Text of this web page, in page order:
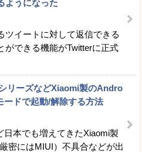
ようになった
ツイートに対して返信できる
ができる機能がTwitterに正式
リーズなどXiaomi製のAndro
ードで起動/解除する方法
日本でも増えてきたXiaomi製
密にはMIUI）不具合などが出